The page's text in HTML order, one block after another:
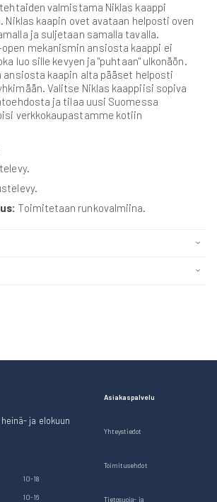
valmistama Niklas kaappi
Niklas kaapin ovet avataan helposti oven
ja suljetaan samalla tavalla.
open mekanismin ansiosta kaappi ei
luo sille kevyen ja "puhtaan" ulkonäön.
ansiosta kaapin alta pääset helposti
Valitse Niklas kaappiisi sopiva
ja tilaa uusi Suomessa
verkkokaupastamme kotiin
Toimitetaan runkovalmiina.
ja elokuun
10-18
10-16
Asiakaspalvelu
Yhteystiedot
Toimitusehdot
Tietosuoja- ja